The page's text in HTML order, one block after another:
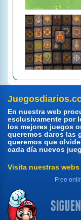
En nuestra web
esclusivamente por
los mejores juegos
queremos daros las
queremos que
cada día nuevos
Visita nuestras webs
Free